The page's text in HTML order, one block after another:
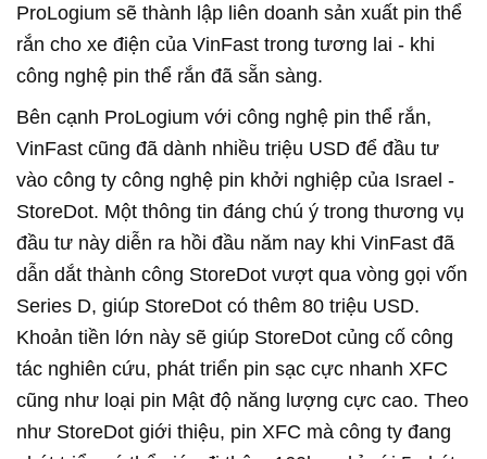
ProLogium sẽ thành lập liên doanh sản xuất pin thể
rắn cho xe điện của VinFast trong tương lai - khi
công nghệ pin thể rắn đã sẵn sàng.
Bên cạnh ProLogium với công nghệ pin thể rắn,
VinFast cũng đã dành nhiều triệu USD để đầu tư
vào công ty công nghệ pin khởi nghiệp của Israel -
StoreDot. Một thông tin đáng chú ý trong thương vụ
đầu tư này diễn ra hồi đầu năm nay khi VinFast đã
dẫn dắt thành công StoreDot vượt qua vòng gọi vốn
Series D, giúp StoreDot có thêm 80 triệu USD.
Khoản tiền lớn này sẽ giúp StoreDot củng cố công
tác nghiên cứu, phát triển pin sạc cực nhanh XFC
cũng như loại pin Mật độ năng lượng cực cao. Theo
như StoreDot giới thiệu, pin XFC mà công ty đang